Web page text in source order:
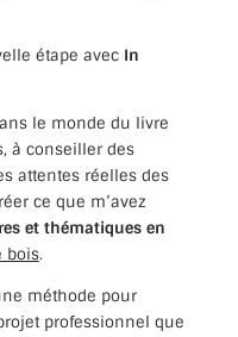
étape avec In
le monde du livre
à conseiller des
attentes réelles des
ce que m’avez
et thématiques en
bois.
méthode pour
professionnel que